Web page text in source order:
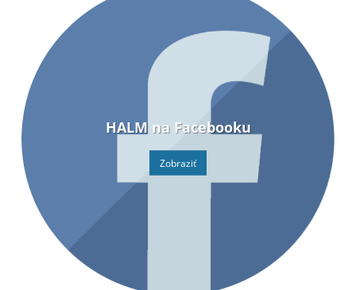
HALM na Facebooku
Zobraziť